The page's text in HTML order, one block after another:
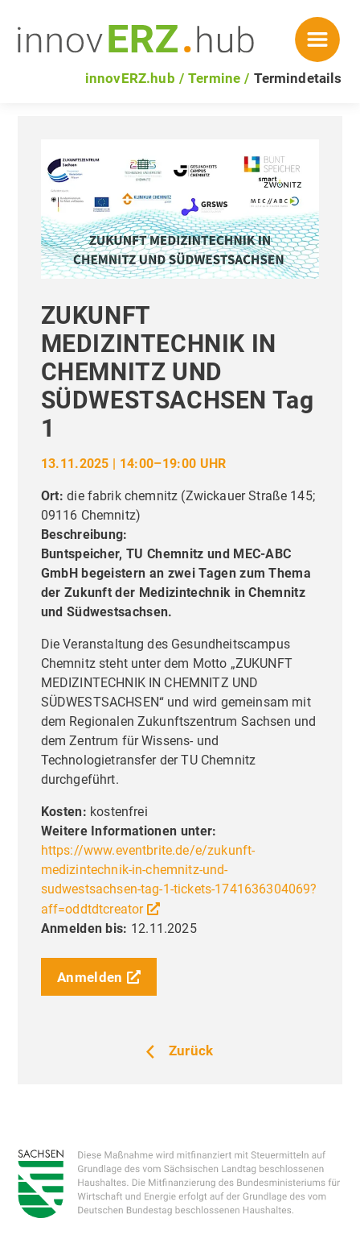
innovERZ.hub Termine Termindetails
ZUKUNFT
MEDIZINTECHNIK IN
CHEMNITZ UND
SÜDWESTSACHSEN Tag
1
13.11.2025 | 14:00–19:00 UHR
Ort:die fabrik chemnitz (Zwickauer Straße 145;
09116 Chemnitz)
Beschreibung:
Buntspeicher, TU Chemnitz und MEC-ABC
GmbH begeistern an zwei Tagen zum Thema
der Zukunft der Medizintechnik in Chemnitz
und Südwestsachsen.
Die Veranstaltung des Gesundheitscampus
Chemnitz steht unter dem Motto „ZUKUNFT
MEDIZINTECHNIK IN CHEMNITZ UND
SÜDWESTSACHSEN“ und wird gemeinsam mit
dem Regionalen Zukunftszentrum Sachsen und
dem Zentrum für Wissens- und
Technologietransfer der TU Chemnitz
durchgeführt.
Kosten: kostenfrei
Weitere Informationen unter:
https://www.eventbrite.de/e/zukunft-
medizintechnik-in-chemnitz-und-
sudwestsachsen-tag-1-tickets-1741636304069?
aff=oddtdtcreator
Anmelden bis: 12.11.2025
Anmelden
Zurück
Liebe Besucher,
Interessen der Nutzer anzuzeigen. Ich bin
damit einverstanden und kann meine
Einwilligung jederzeit mit Wirkung für die